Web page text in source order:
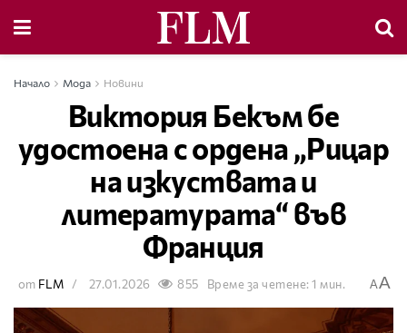
Начало Мода Новини
Виктория Бекъм бе
удостоена с ордена „Рицар
на изкуствата и
литературата“ във
Франция
от FLM 27.01.2026 855 Време за четене: 1 мин. AA